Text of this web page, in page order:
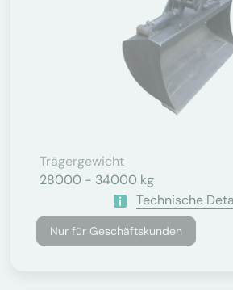
Trägergewicht
28000 - 34000 kg
Technische
Nur für Geschäftskunden